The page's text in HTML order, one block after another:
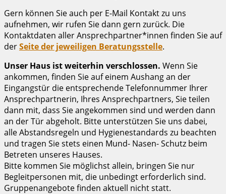
Gern können Sie auch per E-Mail Kontakt zu uns
aufnehmen, wir rufen Sie dann gern zurück. Die
Kontaktdaten aller Ansprechpartner*innen finden Sie auf
derSeite der jeweiligen Beratungsstelle.
Unser Haus ist weiterhin verschlossen. Wenn Sie
ankommen, finden Sie auf einem Aushang an der
Eingangstür die entsprechende Telefonnummer Ihrer
Ansprechpartnerin, Ihres Ansprechpartners, Sie teilen
dann mit, dass Sie angekommen sind und werden dann
an der Tür abgeholt. Bitte unterstützen Sie uns dabei,
alle Abstandsregeln und Hygienestandards zu beachten
und tragen Sie stets einen Mund- Nasen- Schutz beim
Betreten unseres Hauses.
Bitte kommen Sie möglichst allein, bringen Sie nur
Begleitpersonen mit, die unbedingt erforderlich sind.
Gruppenangebote finden aktuell nicht statt.